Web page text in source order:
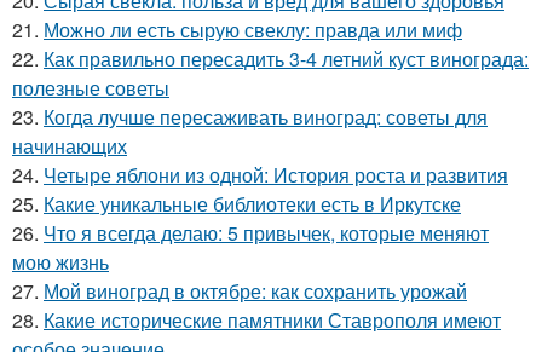
21. Можно ли есть сырую свеклу: правда или миф
22. Как правильно пересадить 3-4 летний куст винограда:
полезные советы
23. Когда лучше пересаживать виноград: советы для
начинающих
24. Четыре яблони из одной: История роста и развития
25. Какие уникальные библиотеки есть в Иркутске
26. Что я всегда делаю: 5 привычек, которые меняют
мою жизнь
27. Мой виноград в октябре: как сохранить урожай
28. Какие исторические памятники Ставрополя имеют